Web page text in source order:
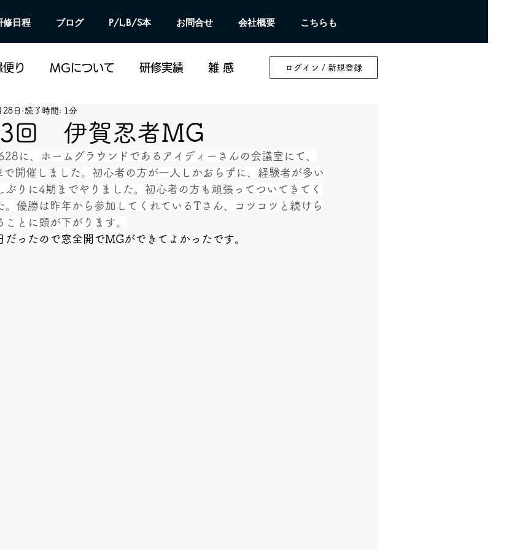
修日程 ブログ P/L,B/S本 お問合せ 会社概要 こちらも
便り MGについて 研修実績 雑 感 ログイン / 新規登録
回 伊賀忍者MG
28日 読了時間: 1分
に、ホームグラウンドであるアイディーさんの会議室にて、
で開催しました。初心者の方が一人しかおらずに、経験者が多い
ぶりに4期までやりました。初心者の方も頑張ってついてきてく
。優勝は昨年から参加してくれているTさん、コツコツと続けら
ことに頭が下がります。
だったので窓全開でMGができてよかったです。